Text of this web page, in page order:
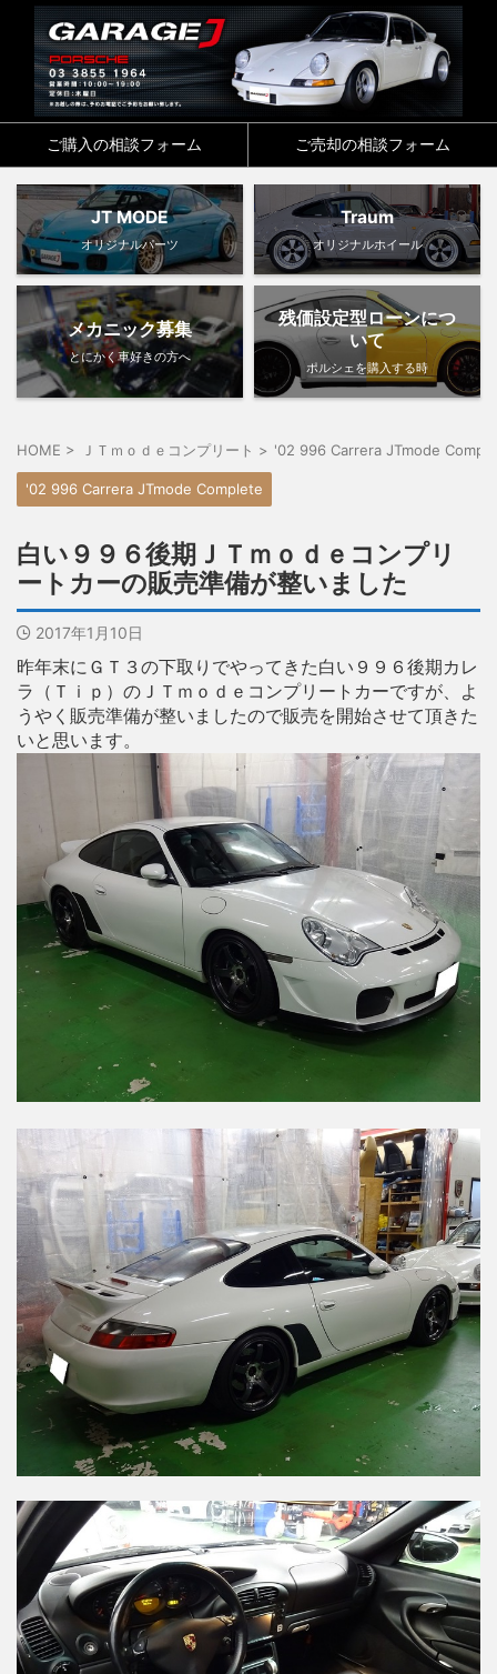
ご購入の相談フォーム ご売却の相談フォーム
JT MODE
オリジナルパーツ
Traum
オリジナルホイール
メカニック募集
とにかく車好きの方へ
残価設定型ローンにつ
いて
ポルシェを購入する時
HOME > ＪＴｍｏｄｅコンプリート > '02 996 Carrera JTmode
'02 996 Carrera JTmode Complete
白い９９６後期ＪＴｍｏｄｅコンプリ
ートカーの販売準備が整いました
2017年1月10日
昨年末にＧＴ３の下取りでやってきた白い９９６後期カレ
ラ（Ｔｉｐ）のＪＴｍｏｄｅコンプリートカーですが、よ
うやく販売準備が整いましたので販売を開始させて頂きた
いと思います。